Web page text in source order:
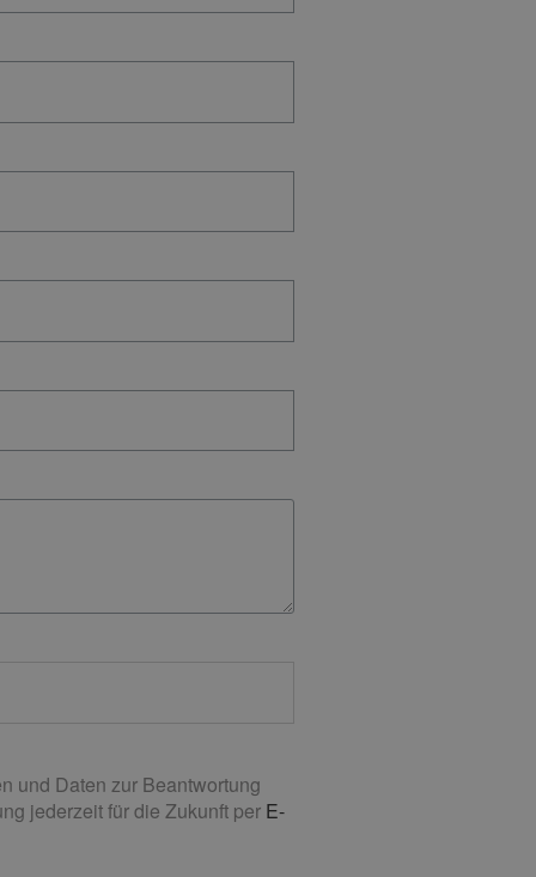
und Daten zur Beantwortung
jederzeit für die Zukunft per E-